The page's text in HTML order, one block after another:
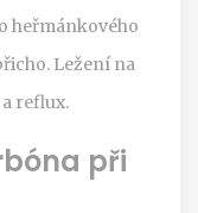
heřmánkového
Ležení na
reflux.
při